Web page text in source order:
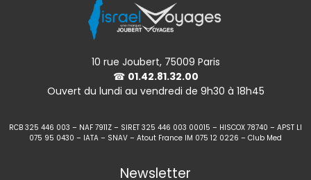
10 rue Joubert, 75009 Paris
☎ 01.42.81.32.00
Ouvert du lundi au vendredi de 9h30 à 18h45
RCB 325 446 003 – NAF 7911Z – SIRET 325 446 003 00015 – HISCOX 78740 – APST LI
075 95 0430 – IATA – SNAV – Atout France IM 075 12 0226 – Club Med
Newsletter